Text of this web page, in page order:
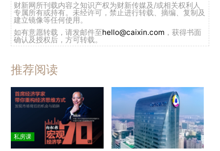
财新网所刊载内容之知识产权为财新传媒及/或相关权利人
专属所有或持有。未经许可，禁止进行转载、摘编、复制及
建立镜像等任何使用。
如有意愿转载，请发邮件至hello@caixin.com ，获得书面
确认及授权后，方可转载。
推荐阅读
私房课